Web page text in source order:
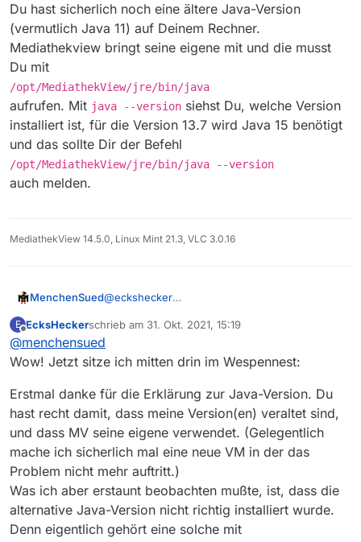
Du hast sicherlich noch eine ältere Java-Version
(vermutlich Java 11) auf Deinem Rechner.
Mediathekview bringt seine eigene mit und die musst
Du mit
/opt/MediathekView/jre/bin/java
aufrufen. Mit java --version siehst Du, welche Version
installiert ist, für die Version 13.7 wird Java 15 benötigt
und das sollte Dir der Befehl
/opt/MediathekView/jre/bin/java --version
auch melden.
MediathekView 14.5.0, Linux Mint 21.3, VLC 3.0.16
MenchenSued@eckshecker
Version (vermutlich Java 11) auf Deinem
mit und die musst Du mit
/opt/MediathekView/jre/bin/java
aufrufen. Mitjava --version siehst Du,
welche Version installiert ist, für die Version
13.7 wird Java 15 benötigt und das sollte Dir der
Befehl
/opt/MediathekView/jre/bin/java --
version
auch melden.
E EcksHeckerschrieb am 31. Okt. 2021, 15:19
zuletzt editiert von
@menchensued
Wow! Jetzt sitze ich mitten drin im Wespennest:
Erstmal danke für die Erklärung zur Java-Version. Du
hast recht damit, dass meine Version(en) veraltet sind,
und dass MV seine eigene verwendet. (Gelegentlich
mache ich sicherlich mal eine neue VM in der das
Problem nicht mehr auftritt.)
Was ich aber erstaunt beobachten mußte, ist, dass die
alternative Java-Version nicht richtig installiert wurde.
Denn eigentlich gehört eine solche mit